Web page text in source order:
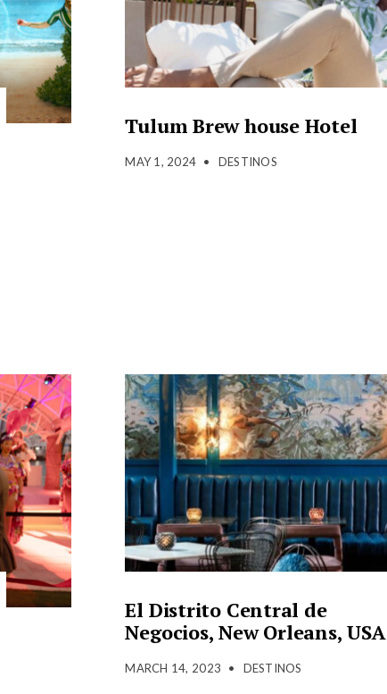
Tulum Brew house Hotel
MAY 1, 2024 • DESTINOS
El Distrito Central de
Negocios, New Orleans, USA
MARCH 14, 2023 • DESTINOS